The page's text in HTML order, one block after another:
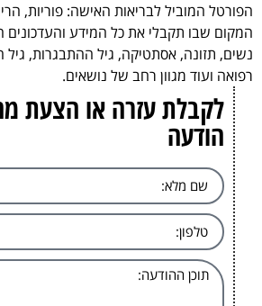
הפורטל המוביל לבריאות האישה: פוריות,
המקום שבו תקבלי את כל המידע והעדכונים
נשים, תזונה, אסתטיקה, גיל ההתבגרות,
רפואה ועוד מגוון רחב של נושאים.
לקבלת עזרה או הצעת
הודעה